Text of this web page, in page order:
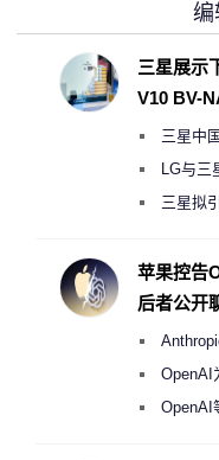
编
三星展示
V10 BV-
三星中
月销售额
LG与三
偷偷共享
三星拟
度
苹果控告
后者公开
《人工智
OpenAI
2000美元
OpenAI